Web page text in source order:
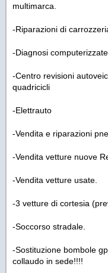
multimarca.
-Riparazioni di
-Diagnosi computerizzate.
-Centro revisioni
quadricicli
-Elettrauto
-Vendita e riparazioni
-Vendita vetture nuove
-Vendita vetture usate.
-3 vetture di cortesia
-Soccorso stradale.
-Sostituzione bombole
collaudo in sede!!!!